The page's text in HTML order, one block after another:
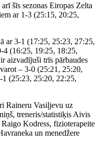
šīs sezonas Eiropas Zelta
ar 1-3 (25:15, 20:25,
ar 3-1 (17:25, 25:23, 27:25,
4 (16:25, 19:25, 18:25,
aizvadījuši trīs pārbaudes
– 3-0 (25:21, 25:20,
(25:23, 25:20, 22:25,
Raineru Vasiļjevu uz
treneris/statistiķis Aivis
Kodress, fizioterapeite
un menedžere